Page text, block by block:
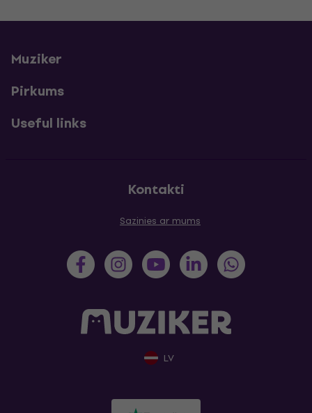
Muziker
Pirkums
Useful links
Kontakti
Sazinies ar mums
LV